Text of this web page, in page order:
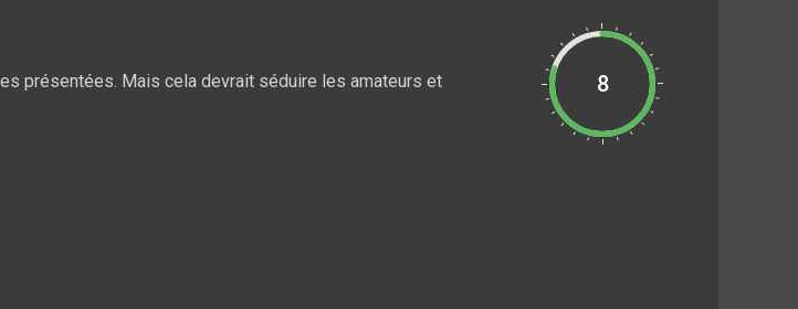
présentées. Mais cela devrait séduire les amateurs et
8